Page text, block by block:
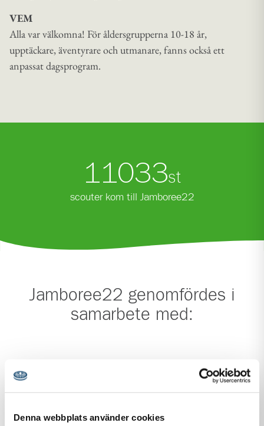
Denna webbplats använder cookies
VEM
Alla var välkomna! För åldersgrupperna 10-18 år,
upptäckare, äventyrare och utmanare, fanns också ett
anpassat dagsprogram.
11108st
scouter kom till Jamboree22
Jamboree22 genomfördes i
samarbete med: